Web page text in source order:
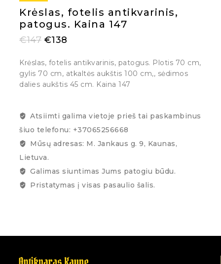
Krėslas, fotelis antikvarinis,
patogus. Kaina 147
€147 €138
Krėslas, fotelis antikvarinis, patogus. Plotis 70 cm,
gylis 70 cm, atkaltės aukštis 100 cm,, sėdimos
dalies aukštis 45 cm. Kaina 147
Atsiimti galima vietoje prieš tai paskambinus
šiuo telefonu: +37065256668
Mūsų adresas: M. Jankaus g. 9, Kaunas,
Lietuva.
Galimas siuntimas Jums patogiu būdu.
Pristatymas į visas pasaulio šalis.